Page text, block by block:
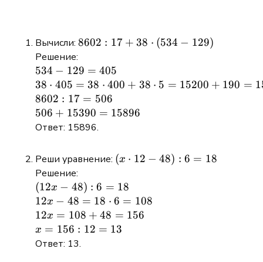
Вычисли: 8602
+ 38
\cdot
(534
-
129)
8602 : 17 + 38 ⋅ (534 − 129)
Решение:
534
-
129
=
405
534 − 129 = 405
38
\cdot
405 =
38
38
\cdot
5 =
15200
+ 190
=
15390
38 ⋅ 405 = 38 ⋅ 400 + 38 ⋅ 5 = 15200 + 190 =
8602
: 17
=
8602 : 17 = 506
506 +
15390
15896
506 + 15390 = 15896
Ответ: 15896.
Реши уравнение: (x
12 -
48) :
6 =
18
(x ⋅ 12 − 48) : 6 = 18
Решение:
(12x
-
48) :
6 =
18
(12x − 48) : 6 = 18
12x -
48 =
18
\cdot
12x − 48 = 18 ⋅ 6 = 108
12x
=
108
12x = 108 + 48 = 156
x =
156
x = 156 : 12 = 13
Ответ: 13.